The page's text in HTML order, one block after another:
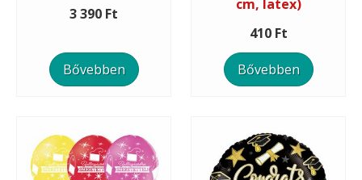
3 390 Ft
Bővebben
cm, latex)
410 Ft
Bővebben